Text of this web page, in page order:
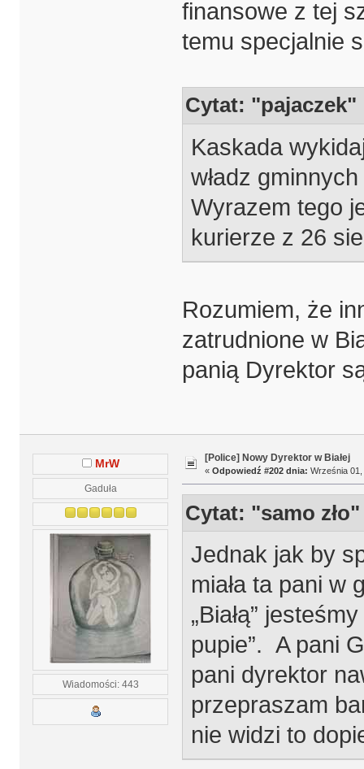
finansowe z tej
temu specjalnie
Cytat: "pajaczek"
Kaskada
władz
Wyrazem tego
kurierze z 26
Rozumiem, że
zatrudnione w
panią Dyrektor
MrW
Gaduła
Wiadomości: 443
[Police] Nowy Dyrektor w Białej
« Odpowiedź #202 dnia: Września
Cytat: "samo zło"
Jednak jak by
miała ta pani
„Białą”
pupie”. A pani
pani dyrektor
przepraszam
nie widzi to